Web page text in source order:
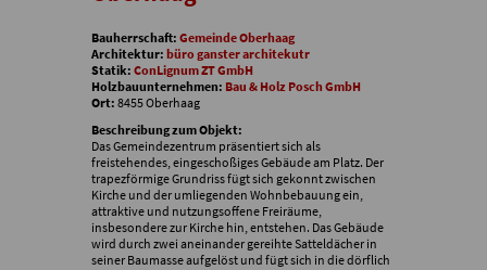
Bauherrschaft: Gemeinde Oberhaag
Architektur: büro ganster architekutr
Statik: ConLignum ZT GmbH
Holzbauunternehmen: Bau & Holz Posch GmbH
Ort: 8455 Oberhaag
Beschreibung zum Objekt:
Das Gemeindezentrum präsentiert sich als
freistehendes, eingeschoßiges Gebäude am Platz. Der
trapezförmige Grundriss fügt sich gekonnt zwischen
Kirche und der umliegenden Wohnbebauung ein,
attraktive und nutzungsoffene Freiräume,
insbesondere zur Kirche hin, entstehen. Das Gebäude
wird durch zwei aneinander gereihte Satteldächer in
seiner Baumasse aufgelöst und fügt sich in die dörflich